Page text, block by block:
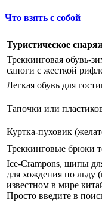
Что взять с собой
Туристическое
Треккинговая обувь-
сапоги с жесткой
Легкая обувь для
Тапочки или
Куртка-пуховик
Треккинговые брюки
Ice-Crampons, шипы
для хождения по льду
известном в мире
Просто введите в